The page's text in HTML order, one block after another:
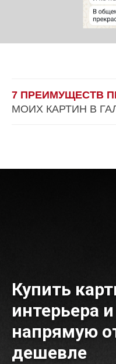
7 ПРЕИМУЩЕСТВ
МОИХ КАРТИН В
Купить
интерьера
напрямую
дешевле